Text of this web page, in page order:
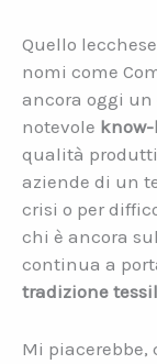
Quello
nomi come
ancora oggi
notevole
qualità
aziende di un
crisi o per
chi è ancora
continua a
tradizione
Mi piacerebbe,